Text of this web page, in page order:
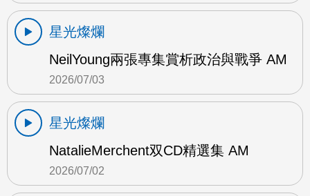
星光燦爛
NeilYoung兩張專集賞析政治與戰爭 AM
2026/07/03
星光燦爛
NatalieMerchent双CD精選集 AM
2026/07/02